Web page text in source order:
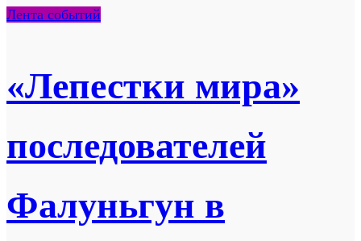
Лента событий
«Лепестки мира»
последователей
Фалуньгун в